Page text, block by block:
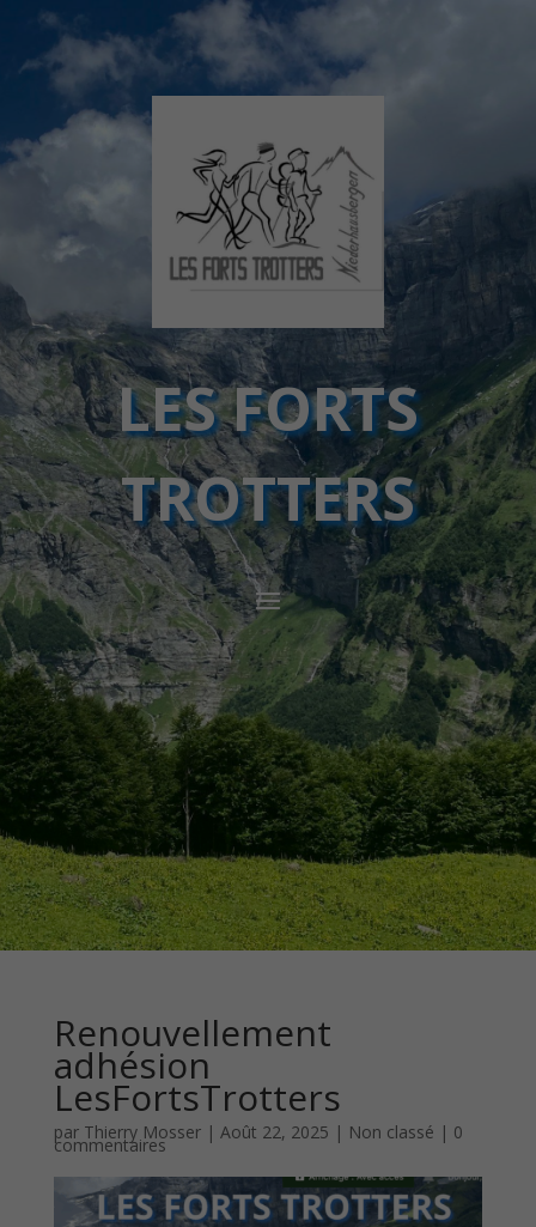
LES FORTS
TROTTERS
Renouvellement
adhésion
LesFortsTrotters
par Thierry Mosser| Août 22, 2025 | Non classé | 0
commentaires